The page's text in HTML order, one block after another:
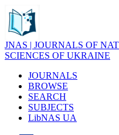
JNAS | JOURNALS OF
SCIENCES OF UKRAINE
JOURNALS
BROWSE
SEARCH
SUBJECTS
LibNAS UA